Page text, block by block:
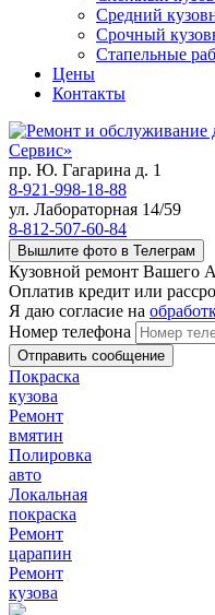
Средний
Срочный
Стапельные
Цены
Контакты
пр. Ю. Гагарина д. 1
8-921-998-18-88
ул. Лабораторная 14/59
8-812-507-60-84
Вышлите фото в Телеграм
Кузовной ремонт Вашего
Оплатив кредит или
Я даю согласие на
Номер телефона
Покраска
кузова
Ремонт
вмятин
Полировка
авто
Локальная
покраска
Ремонт
царапин
Ремонт
кузова